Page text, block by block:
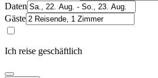
Daten
Gäste
Ich reise geschäftlich